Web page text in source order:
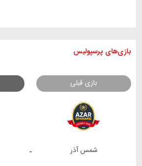
بازی های پرسپولیس
بازی قبلی
- شمس آذر